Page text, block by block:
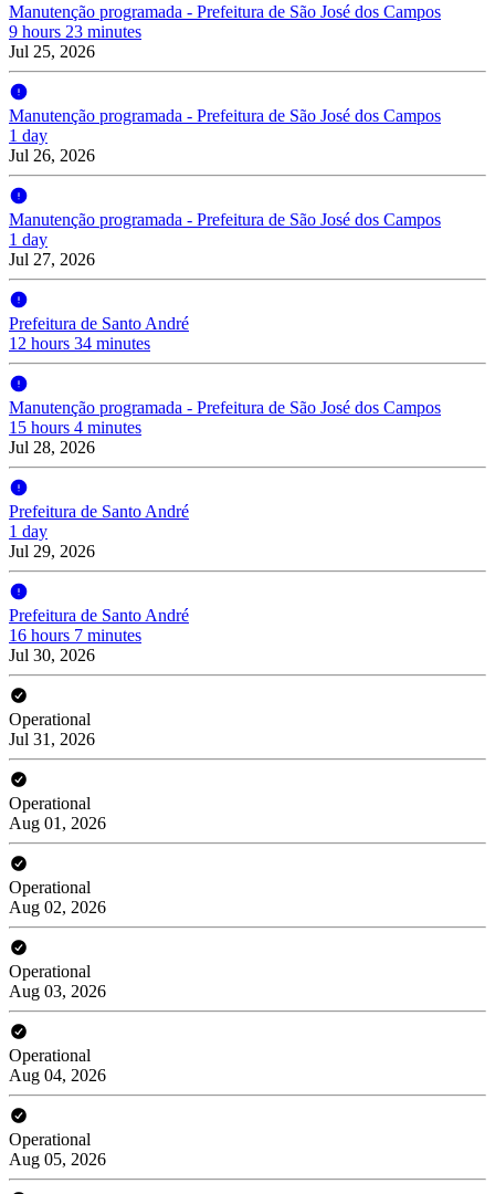
Manutenção programada - Prefeitura de São José dos Campos
9 hours 23 minutes
Jul 25, 2026
Manutenção programada - Prefeitura de São José dos Campos
1 day
Jul 26, 2026
Manutenção programada - Prefeitura de São José dos Campos
1 day
Jul 27, 2026
Prefeitura de Santo André
12 hours 34 minutes
Manutenção programada - Prefeitura de São José dos Campos
15 hours 4 minutes
Jul 28, 2026
Prefeitura de Santo André
1 day
Jul 29, 2026
Prefeitura de Santo André
16 hours 7 minutes
Jul 30, 2026
Operational
Jul 31, 2026
Operational
Aug 01, 2026
Operational
Aug 02, 2026
Operational
Aug 03, 2026
Operational
Aug 04, 2026
Operational
Aug 05, 2026